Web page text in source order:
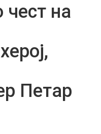
чест на
Петар